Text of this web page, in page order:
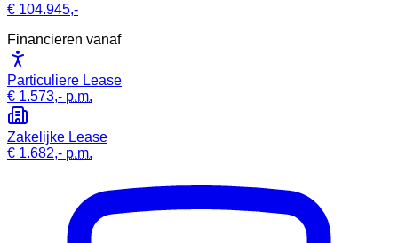
€ 104.945,-
Financieren vanaf
Particuliere Lease
€ 1.573,- p.m.
Zakelijke Lease
€ 1.682,- p.m.